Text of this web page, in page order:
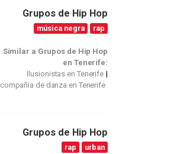
Grupos de Hip Hop
música negra rap
Similar a Grupos de Hip Hop
en Tenerife:
Ilusionistas en Tenerife
compañia de danza en Tenerife
Grupos de Hip Hop
rap urban